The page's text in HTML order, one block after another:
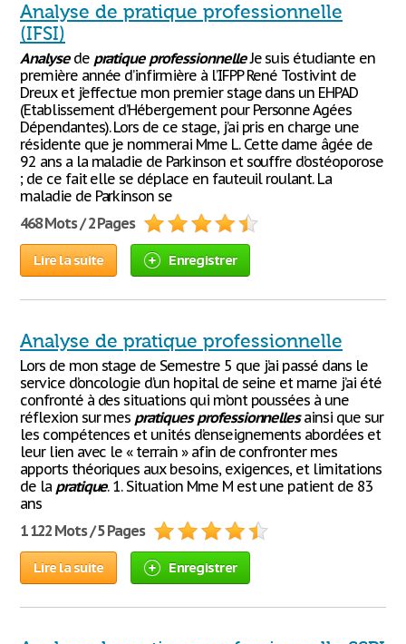
Analyse de pratique professionnelle
(IFSI)
Analysede pratique professionnelleJe suis étudiante en
première année d’infirmière à l’IFPP René Tostivint de
Dreux et j’effectue mon premier stage dans un EHPAD
(Etablissement d’Hébergement pour Personne Agées
Dépendantes). Lors de ce stage, j’ai pris en charge une
résidente que je nommerai Mme L. Cette dame âgée de
92 ans a la maladie de Parkinson et souffre d’ostéoporose
; de ce fait elle se déplace en fauteuil roulant. La
maladie de Parkinson se
468 Mots / 2 Pages
Lire la suite Enregistrer
Analyse de pratique professionnelle
Lors de mon stage de Semestre 5 que j’ai passé dans le
service d’oncologie d’un hopital de seine et marne j’ai été
confronté à des situations qui m’ont poussées à une
réflexion sur mes pratiques professionnellesainsi que sur
les compétences et unités d’enseignements abordées et
leur lien avec le « terrain » afin de confronter mes
apports théoriques aux besoins, exigences, et limitations
de la pratique. 1. Situation Mme M est une patient de 83
ans
1 122 Mots / 5 Pages
Lire la suite Enregistrer